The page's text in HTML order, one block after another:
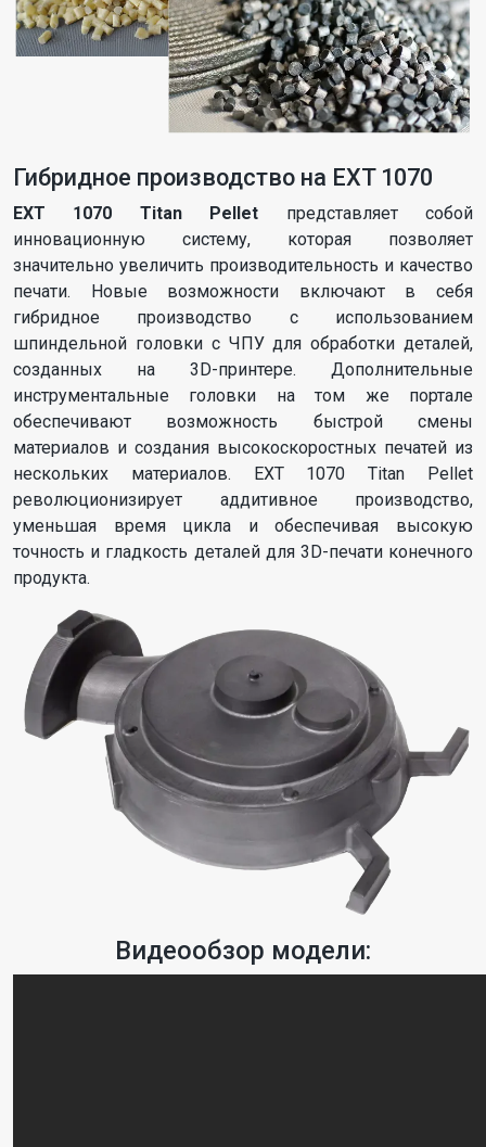
Гибридное производство на EXT 1070
EXT 1070 Titan Pellet представляет собой
инновационную систему, которая позволяет
значительно увеличить производительность и качество
печати. Новые возможности включают в себя
гибридное производство с использованием
шпиндельной головки с ЧПУ для обработки деталей,
созданных на 3D-принтере. Дополнительные
инструментальные головки на том же портале
обеспечивают возможность быстрой смены
материалов и создания высокоскоростных печатей из
нескольких материалов. EXT 1070 Titan Pellet
революционизирует аддитивное производство,
уменьшая время цикла и обеспечивая высокую
точность и гладкость деталей для 3D-печати конечного
продукта.
Видеообзор модели: